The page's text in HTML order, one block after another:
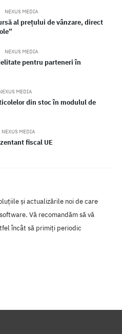
NEXUS MEDIA
al prețului de vânzare, direct
NEXUS MEDIA
pentru parteneri în
MEDIA
din stoc în modulul de
NEXUS MEDIA
fiscal UE
și actualizările noi de care
Vă recomandăm să vă
încât să primiți periodic